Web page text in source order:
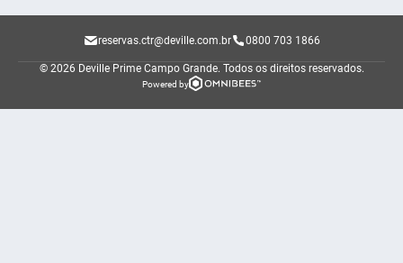
reservas.ctr@deville.com.br 0800 703 1866
© 2026 Deville Prime Campo Grande. Todos os direitos reservados.
Powered by